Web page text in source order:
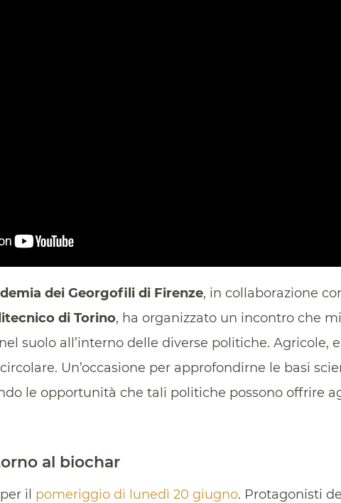
dei Georgofili di Firenze, in collaborazione
di Torino, ha organizzato un incontro che
suolo all’interno delle diverse politiche. Agricole,
Un’occasione per approfondirne le basi
le opportunità che tali politiche possono offrire
al biochar
il pomeriggio di lunedì 20 giugno. Protagonisti